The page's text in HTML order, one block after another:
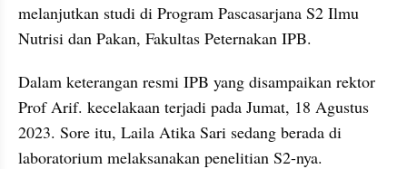
melanjutkan studi di Program Pascasarjana S2 Ilmu
Nutrisi dan Pakan, Fakultas Peternakan IPB.
Dalam keterangan resmi IPB yang disampaikan rektor
Prof Arif. kecelakaan terjadi pada Jumat, 18 Agustus
2023. Sore itu, Laila Atika Sari sedang berada di
laboratorium melaksanakan penelitian S2-nya.